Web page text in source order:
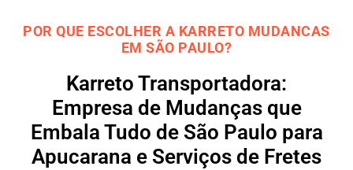
POR QUE ESCOLHER A KARRETO MUDANCAS
EM SÃO PAULO?
Karreto Transportadora:
Empresa de Mudanças que
Embala Tudo de São Paulo para
Apucarana e Serviços de Fretes